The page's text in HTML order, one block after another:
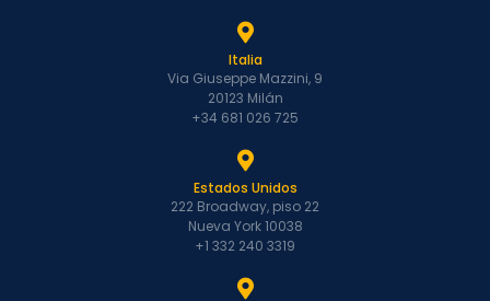
Italia
Via Giuseppe Mazzini, 9
20123 Milán
+34 681 026 725
Estados Unidos
222 Broadway, piso 22
Nueva York 10038
+1 332 240 3319